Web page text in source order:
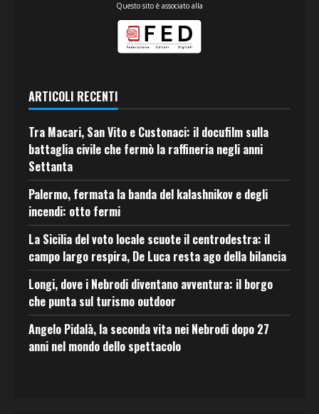
Questo sito è associato alla
ARTICOLI RECENTI
Tra Macari, San Vito e Custonaci: il docufilm sulla
battaglia civile che fermò la raffineria negli anni
Settanta
Palermo, fermata la banda del kalashnikov e degli
incendi: otto fermi
La Sicilia del voto locale scuote il centrodestra: il
campo largo respira, De Luca resta ago della bilancia
Longi, dove i Nebrodi diventano avventura: il borgo
che punta sul turismo outdoor
Angelo Pidalà, la seconda vita nei Nebrodi dopo 27
anni nel mondo dello spettacolo